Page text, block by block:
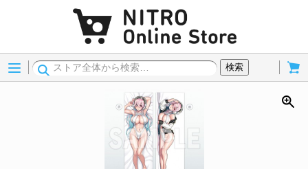
Menu
検索